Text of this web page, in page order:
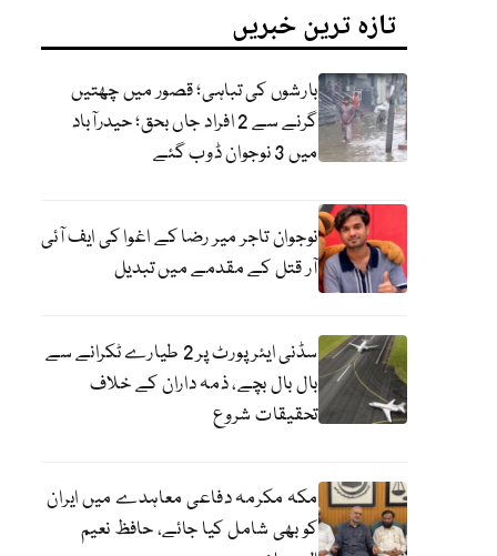
تازہ ترین خبریں
بارشوں کی تباہی؛ قصور میں چھتیں
گرنے سے 2 افراد جاں بحق؛ حیدرآباد
میں 3 نوجوان ڈوب گئے
نوجوان تاجر میر رضا کے اغوا کی ایف آئی
آر قتل کے مقدمے میں تبدیل
سڈنی ایئرپورٹ پر 2 طیارے ٹکرانے سے
بال بال بچے، ذمہ داران کے خلاف
تحقیقات شروع
مکہ مکرمہ دفاعی معاہدے میں ایران
کو بھی شامل کیا جائے، حافظ نعیم